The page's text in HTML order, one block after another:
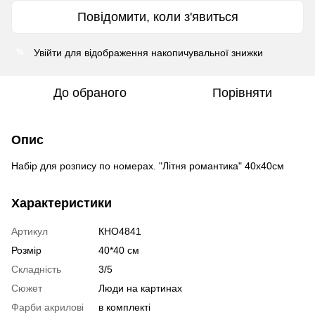
Повідомити, коли з'явиться
Увійти для відображення накопичувальної знижки
До обраного Порівняти
Опис
Набір для розпису по номерах. "Літня романтика" 40х40см
Характеристики
Артикул
КНО4841
Розмір
40*40 см
Складність
3/5
Сюжет
Люди на картинах
Фарби акрилові
в комплекті